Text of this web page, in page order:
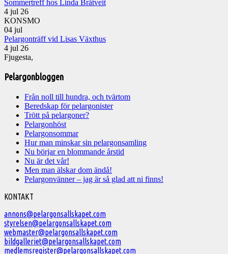
Sommertreff hos Linda Bråtveit
4 jul 26
KONSMO
04 jul
Pelargonträff vid Lisas Växthus
4 jul 26
Fjugesta,
Pelargonbloggen
Från noll till hundra, och tvärtom
Beredskap för pelargonister
Trött på pelargoner?
Pelargonhöst
Pelargonsommar
Hur man minskar sin pelargonsamling
Nu börjar en blommande årstid
Nu är det vår!
Men man älskar dom ändå!
Pelargonvänner – jag är så glad att ni finns!
Välkommen
till
Svenska
Pelargonsällskapet
KONTAKT
annons@pelargonsallskapet.com
styrelsen@pelargonsallskapet.com
webmaster@pelargonsallskapet.com
bildgalleriet@pelargonsallskapet.com
medlemsregister@pelargonsallskapet.com